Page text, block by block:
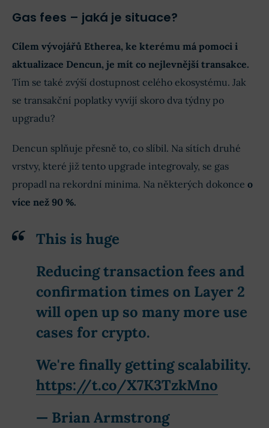
Gas fees – jaká je situace?
Cílem vývojářů Etherea, ke kterému má pomoci i
aktualizace Dencun, je mít co nejlevnější transakce.
Tím se také zvýší dostupnost celého ekosystému. Jak
se transakční poplatky vyvíjí skoro dva týdny po
upgradu?
Dencun splňuje přesně to, co slíbil. Na sítích druhé
vrstvy, které již tento upgrade integrovaly, se gas
propadl na rekordní minima. Na některých dokonce o
více než 90 %.
This is huge
Reducing transaction fees and
confirmation times on Layer 2
will open up so many more use
cases for crypto.
We're finally getting scalability.
https://t.co/X7K3TzkMno
— Brian Armstrong